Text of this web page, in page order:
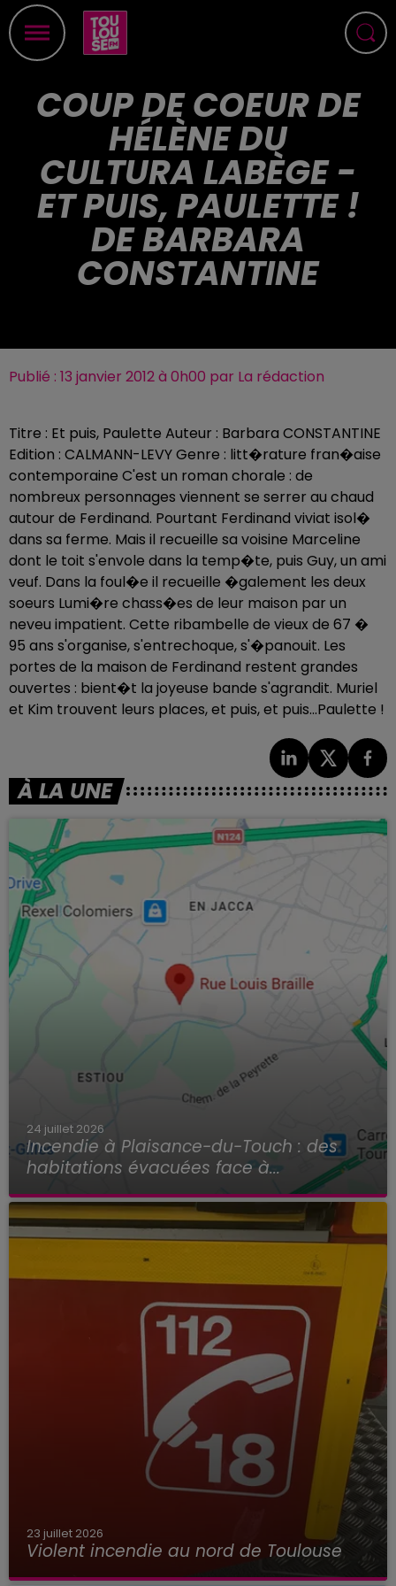
COUP DE COEUR DE
HÉLÈNE DU
CULTURA LABÈGE -
ET PUIS, PAULETTE !
DE BARBARA
CONSTANTINE
Publié : 13 janvier 2012 à 0h00 par La rédaction
Titre : Et puis, Paulette Auteur : Barbara CONSTANTINE
Edition : CALMANN-LEVY Genre : litt�rature fran�aise
contemporaine C'est un roman chorale : de
nombreux personnages viennent se serrer au chaud
autour de Ferdinand. Pourtant Ferdinand viviat isol�
dans sa ferme. Mais il recueille sa voisine Marceline
dont le toit s'envole dans la temp�te, puis Guy, un ami
veuf. Dans la foul�e il recueille �galement les deux
soeurs Lumi�re chass�es de leur maison par un
neveu impatient. Cette ribambelle de vieux de 67 �
95 ans s'organise, s'entrechoque, s'�panouit. Les
portes de la maison de Ferdinand restent grandes
ouvertes : bient�t la joyeuse bande s'agrandit. Muriel
et Kim trouvent leurs places, et puis, et puis...Paulette !
À LA UNE
24 juillet 2026
Incendie à Plaisance-du-Touch : des
habitations évacuées face à...
23 juillet 2026
Violent incendie au nord de Toulouse